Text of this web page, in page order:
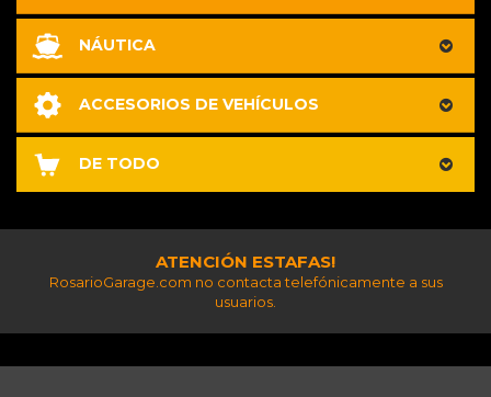
NÁUTICA
ACCESORIOS DE VEHÍCULOS
DE TODO
ATENCIÓN ESTAFAS!
RosarioGarage.com no contacta telefónicamente a sus
usuarios.